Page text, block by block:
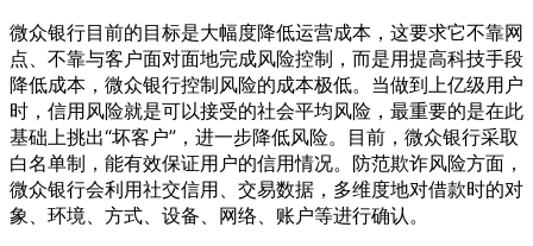
微众银行目前的目标是大幅度降低运营成本，这要求它不靠网
点、不靠与客户面对面地完成风险控制，而是用提高科技手段
降低成本，微众银行控制风险的成本极低。当做到上亿级用户
时，信用风险就是可以接受的社会平均风险，最重要的是在此
基础上挑出“坏客户”，进一步降低风险。目前，微众银行采取
白名单制，能有效保证用户的信用情况。防范欺诈风险方面，
微众银行会利用社交信用、交易数据，多维度地对借款时的对
象、环境、方式、设备、网络、账户等进行确认。